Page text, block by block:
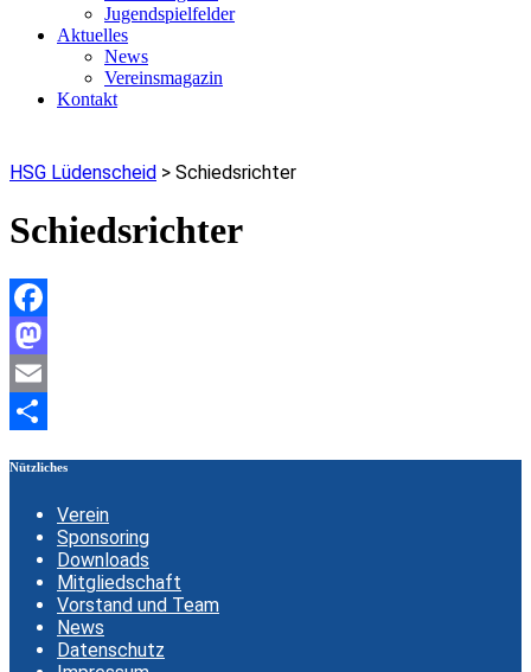
Jugendspielfelder
Aktuelles
News
Vereinsmagazin
Kontakt
HSG Lüdenscheid > Schiedsrichter
Schiedsrichter
Facebook
Mastodon
Email
Nützliches
Verein
Sponsoring
Downloads
Mitgliedschaft
Vorstand und Team
News
Datenschutz